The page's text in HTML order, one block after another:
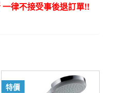
律不接受事後退訂單!!
特價